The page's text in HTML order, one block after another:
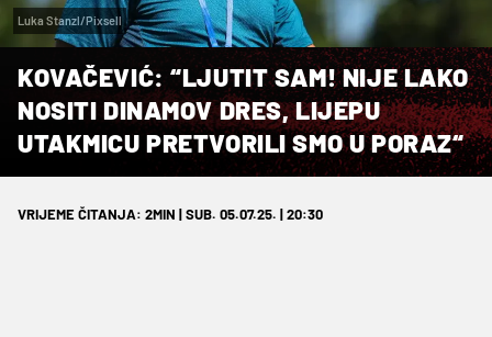
Luka Stanzl/Pixsell
KOVAČEVIĆ: “LJUTIT SAM! NIJE LAKO
NOSITI DINAMOV DRES, LIJEPU
UTAKMICU PRETVORILI SMO U PORAZ“
VRIJEME ČITANJA: 2MIN | SUB. 05.07.25. | 20:30